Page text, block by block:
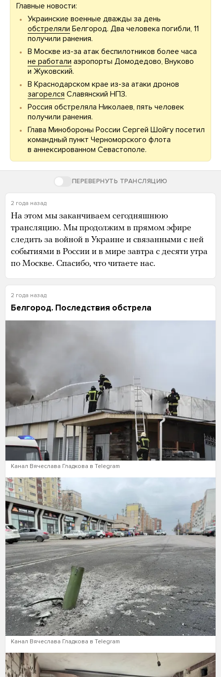
Главные новости:
Украинские военные дважды за день
обстреляли Белгород. Два человека погибли, 11
получили ранения.
В Москве из-за атак беспилотников более часа
не работали аэропорты Домодедово, Внуково
и Жуковский.
В Краснодарском крае из-за атаки дронов
загорелся Славянский НПЗ.
Россия обстреляла Николаев, пять человек
получили ранения.
Глава Минобороны России Сергей Шойгу посетил
командный пункт Черноморского флота
в аннексированном Севастополе.
ПЕРЕВЕРНУТЬ ТРАНСЛЯЦИЮ
2 года назад
На этом мы заканчиваем сегодняшнюю
трансляцию. Мы продолжим в прямом эфире
следить за войной в Украине и связанными с ней
событиями в России и в мире завтра с десяти утра
по Москве. Спасибо, что читаете нас.
2 года назад
Белгород. Последствия обстрела
Канал Вячеслава Гладкова в Telegram
Канал Вячеслава Гладкова в Telegram